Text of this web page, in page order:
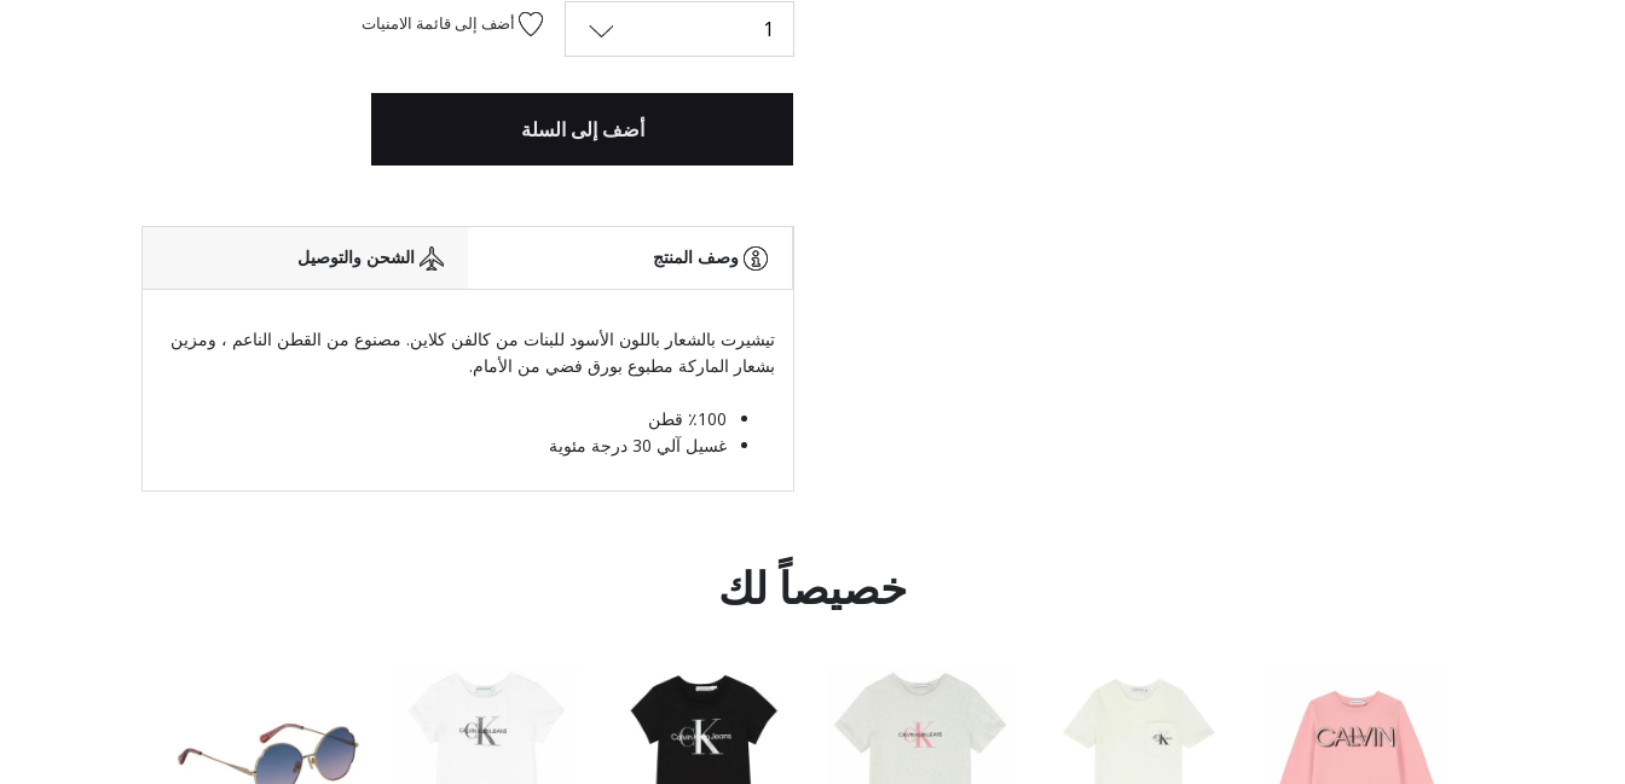
1 أضف إلى قائمة الامنيات
أضف إلى السلة
وصف المنتج الشحن والتوصيل
تيشيرت بالشعار باللون الأسود للبنات من كالفن كلاين. مصنوع من القطن الناعم ، ومزين
بشعار الماركة مطبوع بورق فضي من الأمام.
٪100 قطن
غسيل آلي 30 درجة مئوية
خصيصاً لك